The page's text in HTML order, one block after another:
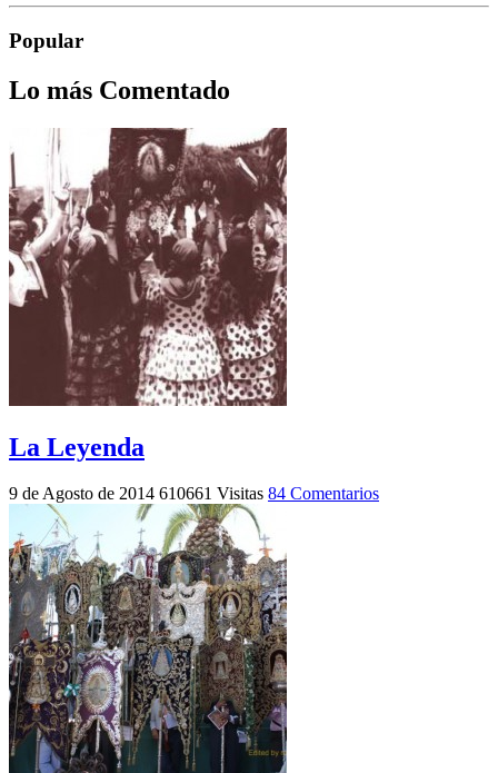
Popular
Lo más Comentado
La Leyenda
9 de Agosto de 2014 610661 Visitas 84 Comentarios